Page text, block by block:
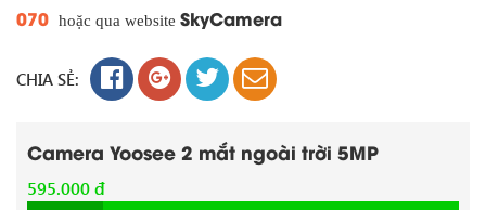
070 hoặc qua website SkyCamera
CHIA SẺ:
Camera Yoosee 2 mắt ngoài trời 5MP
595.000 đ